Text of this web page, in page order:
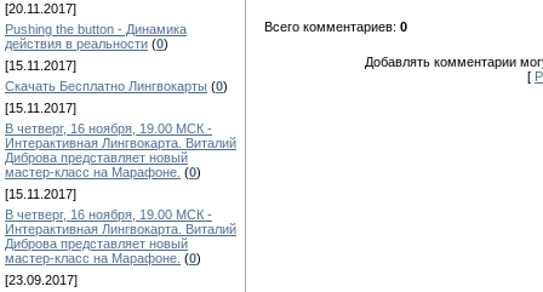
[20.11.2017]
Pushing the button - Динамика
действия в реальности (0)
[15.11.2017]
Скачать Бесплатно Лингвокарты (0)
[15.11.2017]
В четверг, 16 ноября, 19.00 МСК -
Интерактивная Лингвокарта. Виталий
Диброва представляет новый
мастер-класс на Марафоне. (0)
[15.11.2017]
В четверг, 16 ноября, 19.00 МСК -
Интерактивная Лингвокарта. Виталий
Диброва представляет новый
мастер-класс на Марафоне. (0)
[23.09.2017]
Всего комментариев: 0
Добавлять комментарии
[